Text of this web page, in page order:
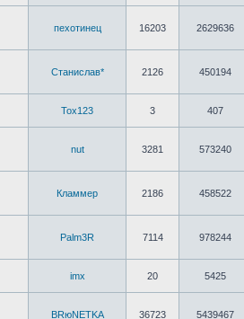
пехотинец 16203 2629636
Станислав* 2126 450194
Tox123 3 407
nut 3281 573240
Кламмер 2186 458522
Palm3R 7114 978244
imx 20 5425
BRюNETKA 36723 5439467